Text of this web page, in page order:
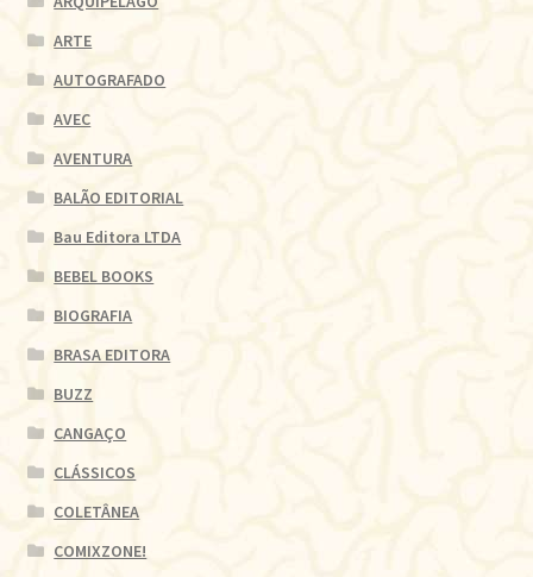
ARTE
AUTOGRAFADO
AVEC
AVENTURA
BALÃO EDITORIAL
Bau Editora LTDA
BEBEL BOOKS
BIOGRAFIA
BRASA EDITORA
BUZZ
CANGAÇO
CLÁSSICOS
COLETÂNEA
COMIXZONE!